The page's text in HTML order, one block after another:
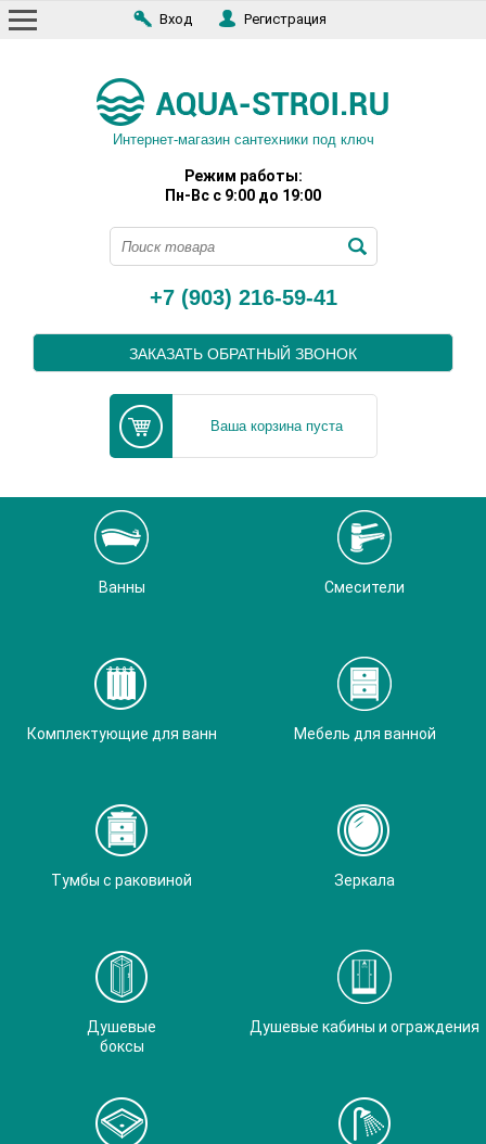
Вход Регистрация
Интернет-магазин сантехники под ключ
Режим работы:
Пн-Вс с 9:00 до 19:00
+7 (903) 216-59-41
ЗАКАЗАТЬ ОБРАТНЫЙ ЗВОНОК
Ваша корзина пуста
Ванны Смесители
Комплектующие для ванн Мебель для ванной
Тумбы с раковиной Зеркала
Душевые
боксы
Душевые кабины и ограждения